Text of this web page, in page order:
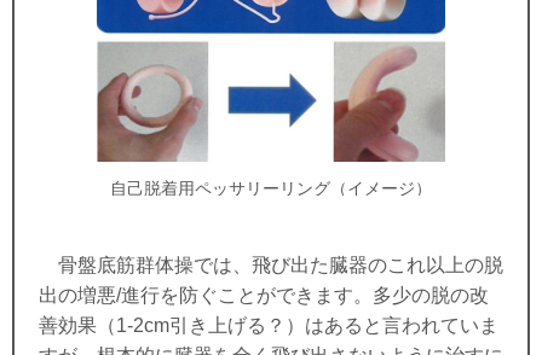
自己脱着用ペッサリーリング（イメージ）
骨盤底筋群体操では、飛び出た臓器のこれ以上の脱
出の増悪/進行を防ぐことができます。 多少の脱の改
善効果（1-2cm引き上げる？）はあると言われていま